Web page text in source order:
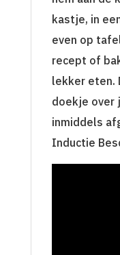
kastje, in
even op
recept of
lekker eten.
doekje over
inmiddels
Inductie